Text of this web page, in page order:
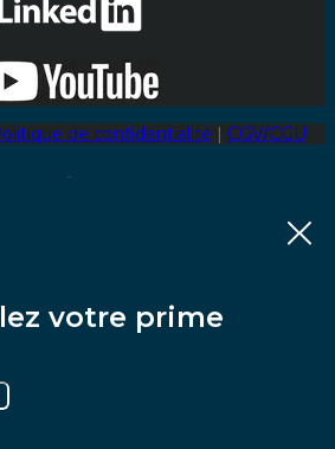
de confidentialité | CGV/CGU
votre prime